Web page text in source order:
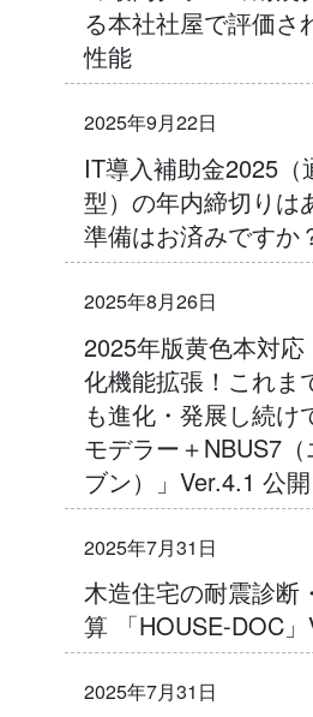
る本社社屋で評価さ
性能
2025年9月22日
IT導入補助金2025（
型）の年内締切りは
準備はお済みですか
2025年8月26日
2025年版黄色本対応
化機能拡張！これま
も進化・発展し続け
モデラー＋NBUS7
ブン）」Ver.4.1 公開
2025年7月31日
木造住宅の耐震診断
算 「HOUSE-DOC」
2025年7月31日